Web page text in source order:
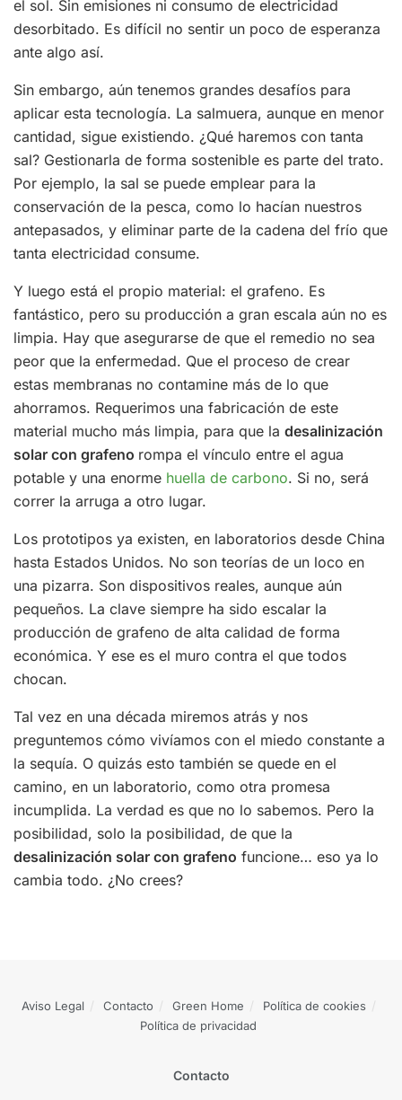
el sol. Sin emisiones ni consumo de electricidad
desorbitado. Es difícil no sentir un poco de esperanza
ante algo así.
Sin embargo, aún tenemos grandes desafíos para
aplicar esta tecnología. La salmuera, aunque en menor
cantidad, sigue existiendo. ¿Qué haremos con tanta
sal? Gestionarla de forma sostenible es parte del trato.
Por ejemplo, la sal se puede emplear para la
conservación de la pesca, como lo hacían nuestros
antepasados, y eliminar parte de la cadena del frío que
tanta electricidad consume.
Y luego está el propio material: el grafeno. Es
fantástico, pero su producción a gran escala aún no es
limpia. Hay que asegurarse de que el remedio no sea
peor que la enfermedad. Que el proceso de crear
estas membranas no contamine más de lo que
ahorramos. Requerimos una fabricación de este
material mucho más limpia, para que la desalinización
solar con grafeno rompa el vínculo entre el agua
potable y una enorme huella de carbono. Si no, será
correr la arruga a otro lugar.
Los prototipos ya existen, en laboratorios desde China
hasta Estados Unidos. No son teorías de un loco en
una pizarra. Son dispositivos reales, aunque aún
pequeños. La clave siempre ha sido escalar la
producción de grafeno de alta calidad de forma
económica. Y ese es el muro contra el que todos
chocan.
Tal vez en una década miremos atrás y nos
preguntemos cómo vivíamos con el miedo constante a
la sequía. O quizás esto también se quede en el
camino, en un laboratorio, como otra promesa
incumplida. La verdad es que no lo sabemos. Pero la
posibilidad, solo la posibilidad, de que la
desalinización solar con grafeno funcione… eso ya lo
cambia todo. ¿No crees?
Aviso Legal Contacto Green Home
Política de cookies
Política de privacidad
Contacto